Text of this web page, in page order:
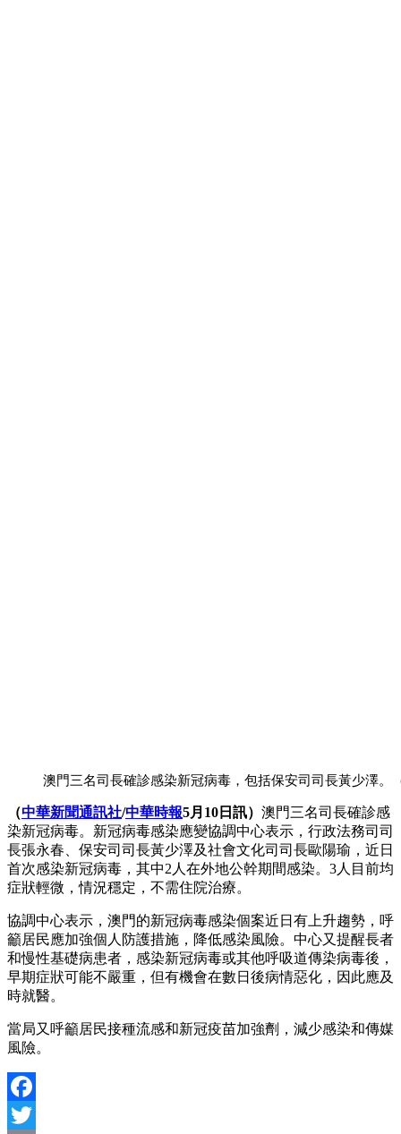
澳門三名司長確診感染新冠病毒，包括保安司司長黃少澤。
（中華新聞通訊社/中華時報5月10日訊） 澳門三名司長確診感
染新冠病毒。新冠病毒感染應變協調中心表示，行政法務司司
長張永春、保安司司長黃少澤及社會文化司司長歐陽瑜，近日
首次感染新冠病毒，其中2人在外地公幹期間感染。3人目前均
症狀輕微，情況穩定，不需住院治療。
協調中心表示，澳門的新冠病毒感染個案近日有上升趨勢，呼
籲居民應加強個人防護措施，降低感染風險。中心又提醒長者
和慢性基礎病患者，感染新冠病毒或其他呼吸道傳染病毒後，
早期症狀可能不嚴重，但有機會在數日後病情惡化，因此應及
時就醫。
當局又呼籲居民接種流感和新冠疫苗加強劑，減少感染和傳媒
風險。
Facebook